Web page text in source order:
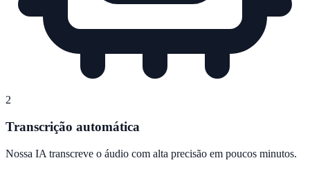
2
Transcrição automática
Nossa IA transcreve o áudio com alta precisão em poucos minutos.